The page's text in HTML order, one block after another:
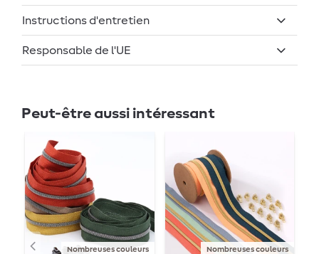
Instructions d'entretien
Responsable de l'UE
Peut-être aussi intéressant
Nombreuses couleurs Nombreuses couleurs